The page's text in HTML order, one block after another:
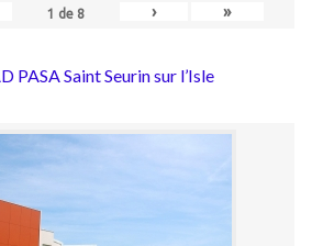
1 de 8 › »
PASA Saint Seurin sur l’Isle